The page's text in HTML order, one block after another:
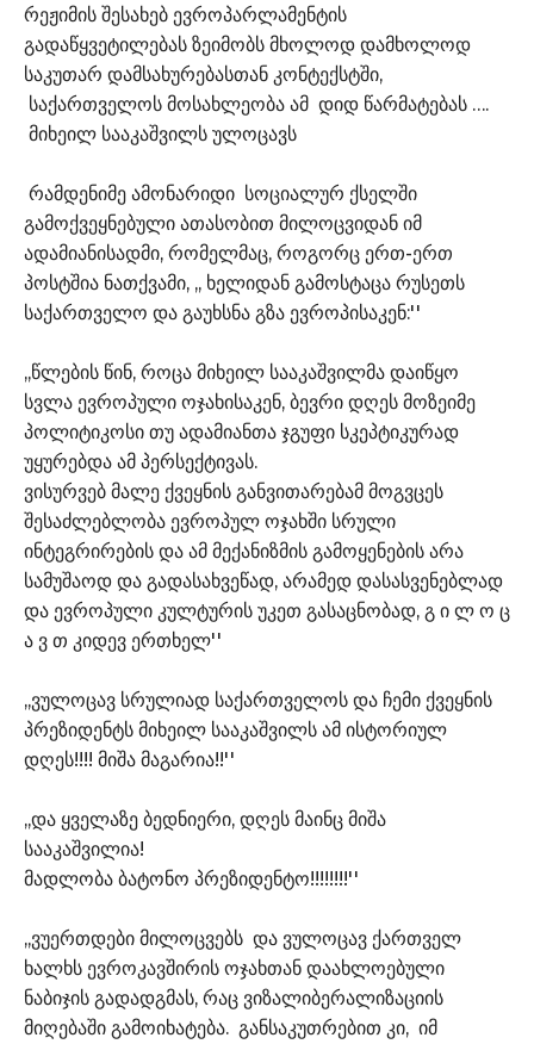
რეჟიმის შესახებ ევროპარლამენტის
გადაწყვეტილებას ზეიმობს მხოლოდ დამხოლოდ
საკუთარ დამსახურებასთან კონტექსტში,
საქართველოს მოსახლეობა ამ დიდ წარმატებას ….
მიხეილ სააკაშვილს ულოცავს
რამდენიმე ამონარიდი სოციალურ ქსელში
გამოქვეყნებული ათასობით მილოცვიდან იმ
ადამიანისადმი, რომელმაც, როგორც ერთ-ერთ
პოსტშია ნათქვამი, ,, ხელიდან გამოსტაცა რუსეთს
საქართველო და გაუხსნა გზა ევროპისაკენ:''
,,წლების წინ, როცა მიხეილ სააკაშვილმა დაიწყო
სვლა ევროპული ოჯახისაკენ, ბევრი დღეს მოზეიმე
პოლიტიკოსი თუ ადამიანთა ჯგუფი სკეპტიკურად
უყურებდა ამ პერსექტივას.
ვისურვებ მალე ქვეყნის განვითარებამ მოგვცეს
შესაძლებლობა ევროპულ ოჯახში სრული
ინტეგრირების და ამ მექანიზმის გამოყენების არა
სამუშაოდ და გადასახვეწად, არამედ დასასვენებლად
და ევროპული კულტურის უკეთ გასაცნობად, გ ი ლ ო ც
ა ვ თ კიდევ ერთხელ''
,,ვულოცავ სრულიად საქართველოს და ჩემი ქვეყნის
პრეზიდენტს მიხეილ სააკაშვილს ამ ისტორიულ
დღეს!!!! მიშა მაგარია!!''
,,და ყველაზე ბედნიერი, დღეს მაინც მიშა
სააკაშვილია!
მადლობა ბატონო პრეზიდენტო!!!!!!!!''
,,ვუერთდები მილოცვებს და ვულოცავ ქართველ
ხალხს ევროკავშირის ოჯახთან დაახლოებული
ნაბიჯის გადადგმას, რაც ვიზალიბერალიზაციის
მიღებაში გამოიხატება. განსაკუთრებით კი, იმ